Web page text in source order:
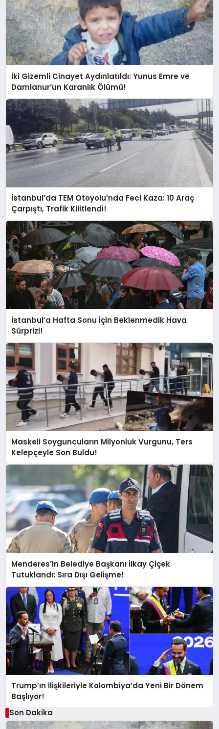
İki Gizemli Cinayet Aydınlatıldı: Yunus Emre ve
Damlanur’un Karanlık Ölümü!
İstanbul’da TEM Otoyolu’nda Feci Kaza: 10 Araç
Çarpıştı, Trafik Kilitlendi!
İstanbul’a Hafta Sonu İçin Beklenmedik Hava
Sürprizi!
Maskeli Soyguncuların Milyonluk Vurgunu, Ters
Kelepçeyle Son Buldu!
Menderes’in Belediye Başkanı İlkay Çiçek
Tutuklandı: Sıra Dışı Gelişme!
Trump’ın İlişkileriyle Kolombiya’da Yeni Bir Dönem
Başlıyor!
Son Dakika